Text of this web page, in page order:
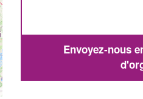
Envoyez-nous